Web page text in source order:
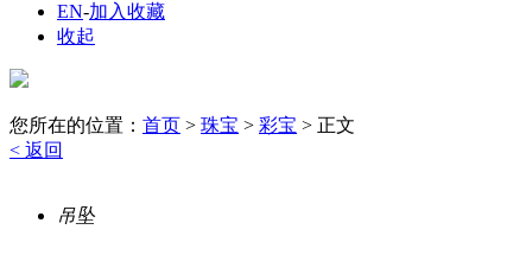
EN-加入收藏
收起
您所在的位置： 首页 > 珠宝 > 彩宝 > 正文
< 返回
吊坠